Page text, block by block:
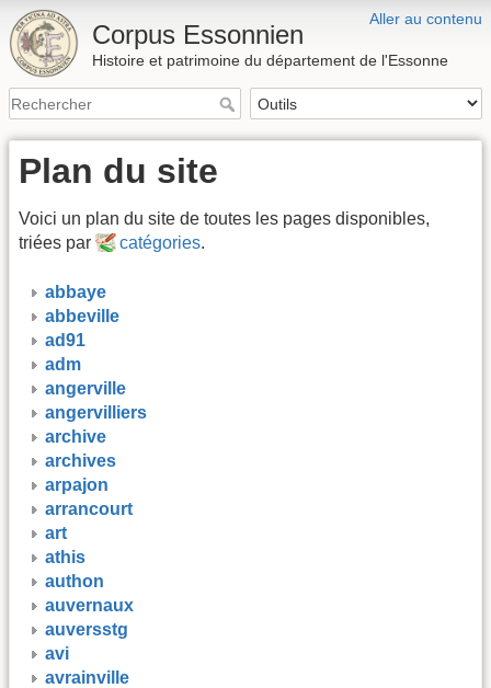
Aller au contenu
Corpus Essonnien
Histoire et patrimoine du département de l'Essonne
Plan du site
Voici un plan du site de toutes les pages disponibles,
triées par
catégories.
abbaye
abbeville
ad91
adm
angerville
angervilliers
archive
archives
arpajon
arrancourt
art
athis
authon
auvernaux
auversstg
avi
avrainville